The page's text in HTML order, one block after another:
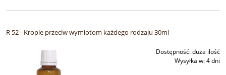
R 52 - Krople przeciw wymiotom każdego rodzaju 30ml
Dostępność:duża ilość
Wysyłka w:4 dni